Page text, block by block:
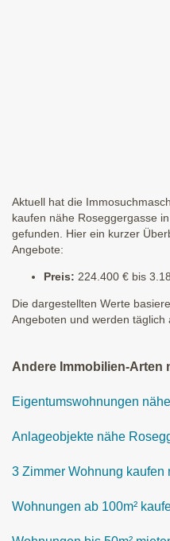
Aktuell hat die
kaufen nähe Roseggergasse
gefunden. Hier ein kurzer
Angebote:
Preis: 224.400 € bis
Die dargestellten Werte
Angeboten und werden täglich
Andere Immobilien-Arten
Eigentumswohnungen
Anlageobjekte nähe
3 Zimmer Wohnung kaufen
Wohnungen ab 100m²